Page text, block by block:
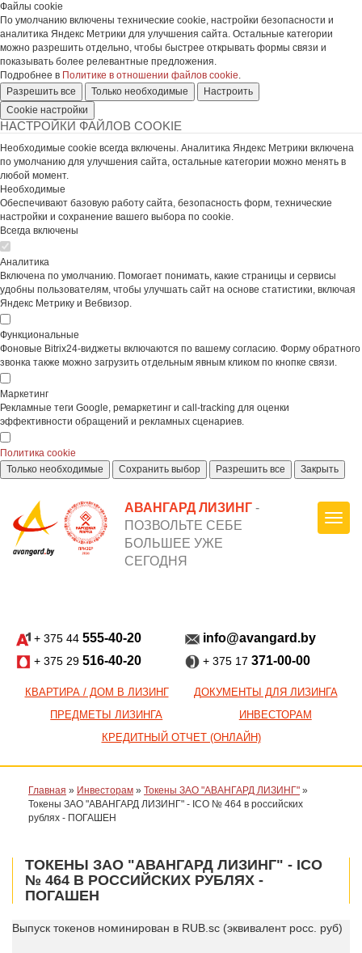
Файлы cookie
По умолчанию включены технические cookie, настройки безопасности и
аналитика Яндекс Метрики для улучшения сайта. Остальные категории
можно разрешить отдельно, чтобы быстрее открывать формы связи и
показывать более релевантные предложения.
Подробнее в Политике в отношении файлов cookie.
Разрешить все
Только необходимые
Настроить
Cookie настройки
НАСТРОЙКИ ФАЙЛОВ COOKIE
Необходимые cookie всегда включены. Аналитика Яндекс Метрики включена
по умолчанию для улучшения сайта, остальные категории можно менять в
любой момент.
Необходимые
Обеспечивают базовую работу сайта, безопасность форм, технические
настройки и сохранение вашего выбора по cookie.
Всегда включены
Аналитика
Включена по умолчанию. Помогает понимать, какие страницы и сервисы
удобны пользователям, чтобы улучшать сайт на основе статистики, включая
Яндекс Метрику и Вебвизор.
Функциональные
Фоновые Bitrix24-виджеты включаются по вашему согласию. Форму обратного
звонка также можно загрузить отдельным явным кликом по кнопке связи.
Маркетинг
Рекламные теги Google, ремаркетинг и call-tracking для оценки
эффективности обращений и рекламных сценариев.
Политика cookie
Только необходимые
Сохранить выбор Разрешить все Закрыть
АВАНГАРД ЛИЗИНГ -
ПОЗВОЛЬТЕ СЕБЕ
БОЛЬШЕЕ УЖЕ
СЕГОДНЯ
+ 375 44 555-40-20
+ 375 29 516-40-20
info@avangard.by
+ 375 17 371-00-00
КВАРТИРА / ДОМ В ЛИЗИНГ
ДОКУМЕНТЫ ДЛЯ ЛИЗИНГА
ПРЕДМЕТЫ ЛИЗИНГА
ИНВЕСТОРАМ
КРЕДИТНЫЙ ОТЧЕТ (ОНЛАЙН)
Главная » Инвесторам » Токены ЗАО "АВАНГАРД ЛИЗИНГ" »
Токены ЗАО "АВАНГАРД ЛИЗИНГ" - ICO № 464 в российских
рублях - ПОГАШЕН
ТОКЕНЫ ЗАО "АВАНГАРД ЛИЗИНГ" - ICO
№ 464 В РОССИЙСКИХ РУБЛЯХ -
ПОГАШЕН
Выпуск токенов номинирован в RUB .sc (эквивалент росс. руб)